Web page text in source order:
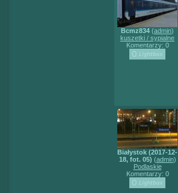
Bcmz834 (admin)
kuszetki / sypialne
Komentarzy: 0
Białystok (2017-12-
18, fot. 05) (admin)
Podlaskie
Komentarzy: 0